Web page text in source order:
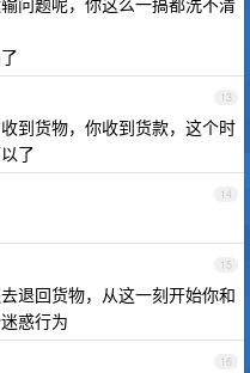
13
到货物，你收到货款，这个时
了
14
15
退回货物，从这一刻开始你和
惑行为
16